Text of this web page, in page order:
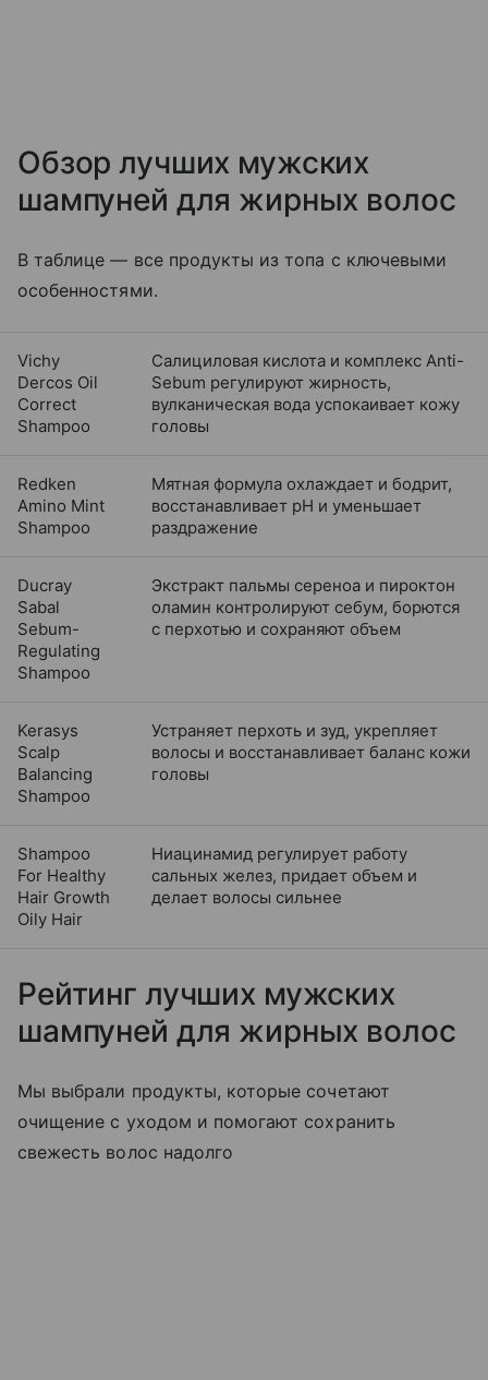
Обзор лучших мужских
шампуней для жирных волос
В таблице — все продукты из топа с ключевыми
особенностями.
Vichy
Dercos Oil
Correct
Shampoo
Салициловая кислота и комплекс Anti-
Sebum регулируют жирность,
вулканическая вода успокаивает кожу
головы
Redken
Amino Mint
Shampoo
Мятная формула охлаждает и бодрит,
восстанавливает pH и уменьшает
раздражение
Ducray
Sabal
Sebum-
Regulating
Shampoo
Экстракт пальмы сереноа и пироктон
оламин контролируют себум, борются
с перхотью и сохраняют объем
Kerasys
Scalp
Balancing
Shampoo
Устраняет перхоть и зуд, укрепляет
волосы и восстанавливает баланс кожи
головы
Shampoo
For Healthy
Hair Growth
Oily Hair
Ниацинамид регулирует работу
сальных желез, придает объем и
делает волосы сильнее
Рейтинг лучших мужских
шампуней для жирных волос
Мы выбрали продукты, которые сочетают
очищение с уходом и помогают сохранить
свежесть волос надолго